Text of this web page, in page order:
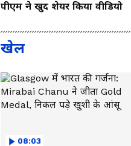
पीएम ने खुद शेयर किया वीडियो
खेल
08:03